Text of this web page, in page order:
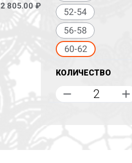
2 805.00 ₽
52-54
56-58
60-62
КОЛИЧЕСТВО